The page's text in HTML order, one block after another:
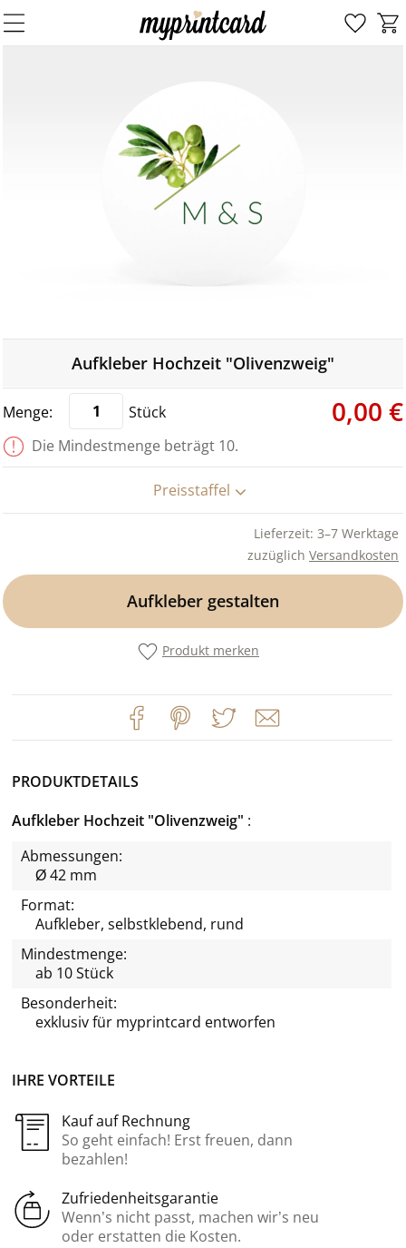
Aufkleber Hochzeit "Olivenzweig"
Stück 0,00 €
Die Mindestmenge beträgt 10.
Preisstaffel
Lieferzeit: 3–7 Werktage
zuzüglich Versandkosten
Aufkleber gestalten
Produkt merken
IHRE VORTEILE
Kauf auf Rechnung
So geht einfach! Erst freuen, dann
bezahlen!
Zufriedenheitsgarantie
Wenn’s nicht passt, machen wir’s neu
oder erstatten die Kosten.
PRODUKTDETAILS
Aufkleber Hochzeit "Olivenzweig"
Abmessungen:
Ø 42 mm
Format:
Aufkleber, selbstklebend, rund
Mindestmenge:
ab 10 Stück
Besonderheit:
exklusiv für myprintcard entworfen